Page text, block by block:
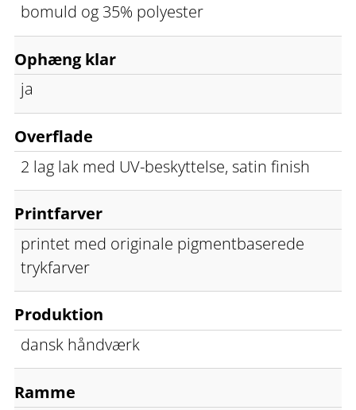
bomuld og 35% polyester
Ophæng klar
ja
Overflade
2 lag lak med UV-beskyttelse, satin finish
Printfarver
printet med originale pigmentbaserede
trykfarver
Produktion
dansk håndværk
Ramme